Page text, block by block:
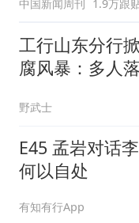
中国新闻周刊 1.9万跟
工行山东分行
腐风暴：多人
野武士
E45 孟岩对话
何以自处
有知有行App